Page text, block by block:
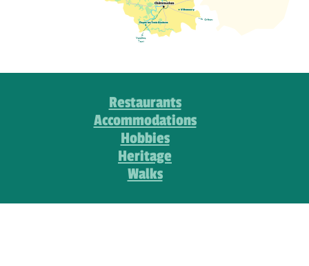
Restaurants
Accommodations
Hobbies
Heritage
Walks